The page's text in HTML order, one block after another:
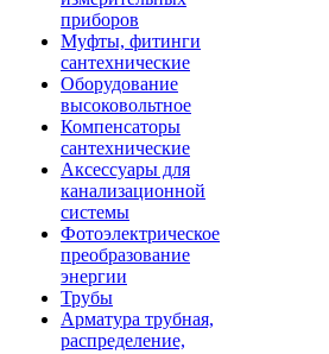
приборов
Муфты, фитинги
сантехнические
Оборудование
высоковольтное
Компенсаторы
сантехнические
Аксессуары для
канализационной
системы
Фотоэлектрическое
преобразование
энергии
Трубы
Арматура трубная,
распределение,